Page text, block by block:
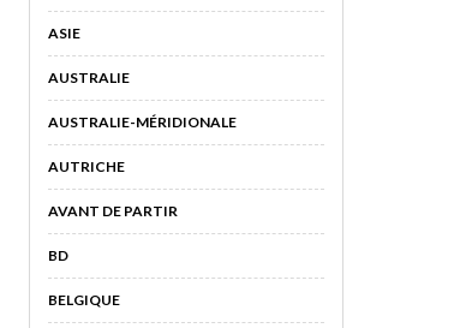
ASIE
AUSTRALIE
AUSTRALIE-MÉRIDIONALE
AUTRICHE
AVANT DE PARTIR
BD
BELGIQUE